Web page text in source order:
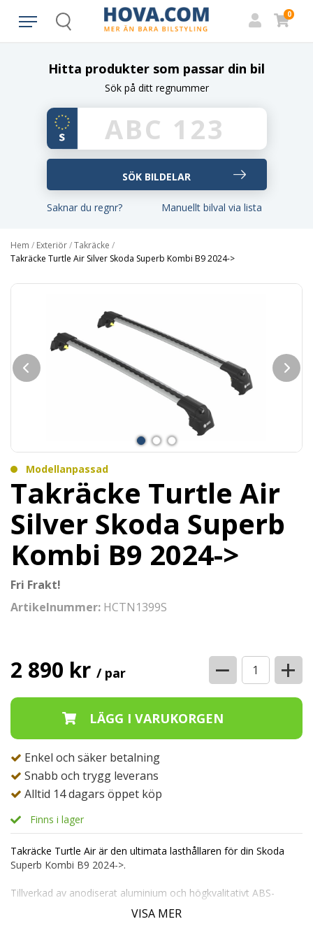
Search
0
Hitta produkter som passar din bil
Sök på ditt regnummer
Saknar du regnr? Manuellt bilval via lista
Hem / Exteriör/Takräcke /
Takräcke Turtle Air Silver Skoda Superb Kombi B9 2024->
Modellanpassad
Takräcke Turtle Air
Silver Skoda Superb
Kombi B9 2024->
Fri Frakt!
Artikelnummer: HCTN1399S
2 890 kr / par − +
Enkel och säker betalning
Snabb och trygg leverans
Alltid 14 dagars öppet köp
Finns i lager
Takräcke Turtle Air är den ultimata lasthållaren för din Skoda
Superb Kombi B9 2024->.
Tillverkad av anodiserat aluminium och högkvalitativt ABS-
plastfästen, är detta takräcke byggt för att hålla i många år
VISA MER